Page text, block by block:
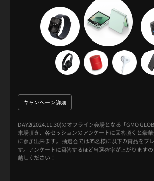
キャンペーン詳細
DAY2(2024.11.30)のオフライン会場となる「GMO
来場頂き、各セッションのアンケートに回答頂くと豪
に参加出来ます。 抽選会では35名様に以下の賞品をプ
す。アンケートに回答するほど当選確率が上がります
越しください！